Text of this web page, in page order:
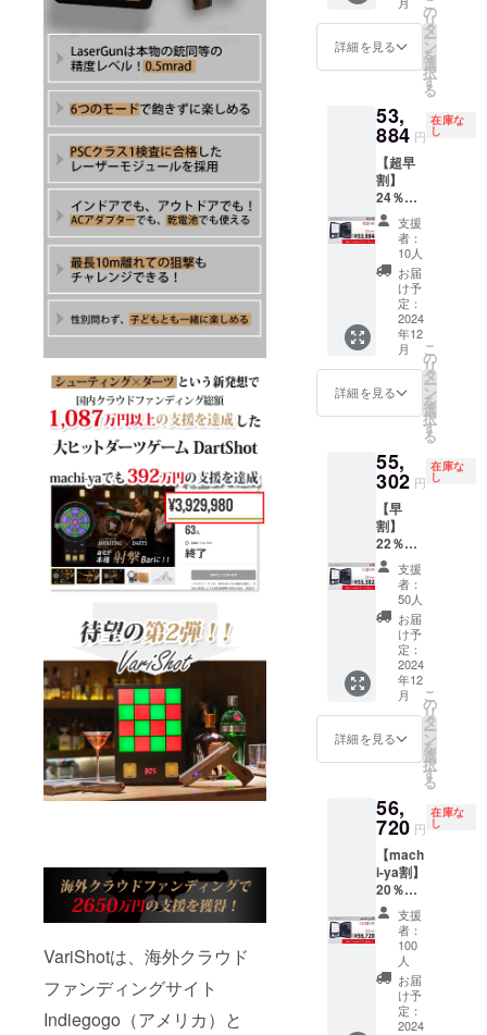
VariShotは、海外クラウド
ファンディングサイト
Indiegogo（アメリカ）と
せん）×
１ ----
-----------
---------
一般販
価格
【￥13,
600】
(税込)
↓↓↓
【￥2,7
20
OFF!!!
】 ↓↓↓
machi-
ya割
【￥10,
880】
(税込) --
-----------
-----------
※ 割引
格に送
料を含
む合計
金額に
対する
もので
す。
詳細を見る
の
リ
タ
ー
ン
を
選
択
す
る
53,
884 円
在庫な
し
【超早
割】
24％OF
F
VariSho
tセット
×１ --
-----------
-----------
一般販
売予定
価格
【￥70,
900】
(税込)
↓↓↓
016
OFF!!!
】 ↓↓↓
超早割
【￥53,
884】
(税込) --
-----------
-----------
※ 割引
率は一
般販売
予定価
格に送
料を含
む合計
金額に
支援
者：
10人
お届
け予
定：
2024
年12
月
詳細を見る
こ
の
リ
タ
ー
ン
を
選
択
す
る
55,
302 円
在庫な
し
【早
割】
22％OF
F
VariSho
tセット
×１ --
-----------
-----------
一般販
売予定
価格
【￥70,
900】
(税込)
↓↓↓
598
OFF!!!
】 ↓↓↓
早割
【￥55,
302】
(税込) --
-----------
-----------
※ 割引
率は一
般販売
予定価
格に送
支援
者：
50人
お届
け予
定：
2024
年12
月
詳細を見る
こ
の
リ
タ
ー
ン
を
選
択
す
る
56,
720 円
在庫な
し
【mach
i-ya割】
20％OF
F
VariSho
tセット
×１ --
-----------
-----------
一般販
売予定
支援
者：
100
人
お届
け予
定：
2024